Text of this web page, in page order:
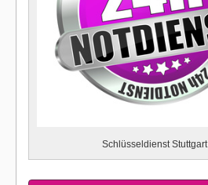
Schlüsseldienst Stuttgart